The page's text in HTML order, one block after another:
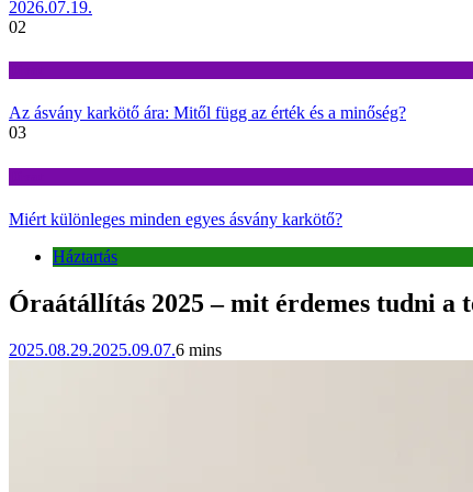
2026.07.19.
02
Az ásvány karkötő ára: Mitől függ az érték és a minőség?
03
Miért különleges minden egyes ásvány karkötő?
Háztartás
Óraátállítás 2025 – mit érdemes tudni a
2025.08.29.2025.09.07.6 mins